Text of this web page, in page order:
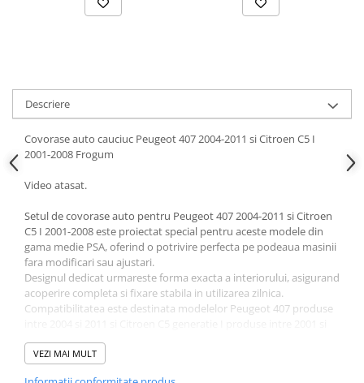
Ornamente Toba Auto
Scrumiere Auto
Stergatoare Parbriz
Suport Auto Ochelari
Suporti Numar Inmatriculare
Suporti Pahar Auto
Suporti Telefon Auto
Tetiera Auto
Descriere
Covorase auto cauciuc Peugeot 407 2004-2011 si Citroen C5 I
2001-2008 Frogum
Video atasat.
Setul de covorase auto pentru Peugeot 407 2004-2011 si Citroen
C5 I 2001-2008 este proiectat special pentru aceste modele din
gama medie PSA, oferind o potrivire perfecta pe podeaua masinii
fara modificari sau ajustari.
Designul dedicat urmareste forma exacta a interiorului, asigurand
acoperire completa si fixare stabila in utilizarea zilnica.
Compatibilitatea este destinata modelelor Peugeot 407 produse
2008.
Covorasele sunt prevazute cu margini de protectie care
VEZI MAI MULT